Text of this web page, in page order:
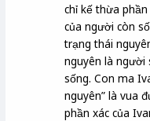
chỉ kế thừa
của người còn
trạng thái
nguyên là người
sống. Con ma
nguyên” là vua
phần xác của